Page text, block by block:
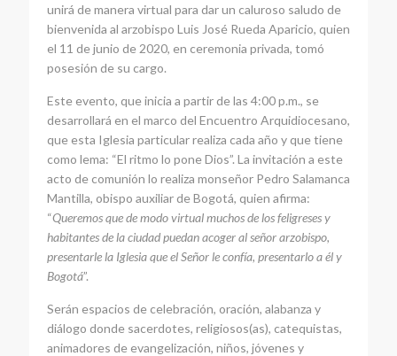
unirá de manera virtual para dar un caluroso saludo de
bienvenida al arzobispo Luis José Rueda Aparicio, quien
el 11 de junio de 2020, en ceremonia privada, tomó
posesión de su cargo.
Este evento, que inicia a partir de las 4:00 p.m., se
desarrollará en el marco del Encuentro Arquidiocesano,
que esta Iglesia particular realiza cada año y que tiene
como lema: “El ritmo lo pone Dios”. La invitación a este
acto de comunión lo realiza monseñor Pedro Salamanca
Mantilla, obispo auxiliar de Bogotá, quien afirma:
“Queremos que de modo virtual muchos de los feligreses y
habitantes de la ciudad puedan acoger al señor arzobispo,
presentarle la Iglesia que el Señor le confía, presentarlo a él y
Bogotá”.
Serán espacios de celebración, oración, alabanza y
diálogo donde sacerdotes, religiosos(as), catequistas,
animadores de evangelización, niños, jóvenes y